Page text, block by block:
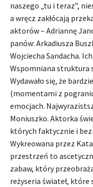
naszego „tu i teraz”,
a wręcz zakłócają
aktorów – Adriannę
panów: Arkadiusza
Wojciecha Sandacha.
Wspomniana struktura
Wydawało się, że
(momentami z
emocjach.
Moniuszko. Aktorka
których faktycznie i
Wykreowana przez
przestrzeń to
zabaw, który
reżyseria świateł, które